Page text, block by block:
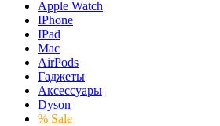
Apple Watch
IPhone
IPad
Mac
AirPods
Гаджеты
Аксессуары
Dyson
% Sale